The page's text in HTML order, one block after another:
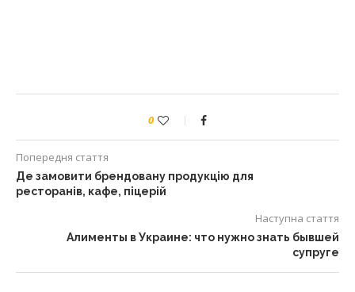
0
Попередня стаття
Де замовити брендовану продукцію для
ресторанів, кафе, піцерій
Наступна стаття
Алименты в Украине: что нужно знать бывшей
супруге